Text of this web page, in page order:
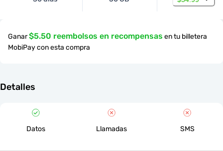
Ganar$5.50 reembolsos en recompensas en tu billetera
MobiPay con esta compra
Detalles
Datos Llamadas SMS